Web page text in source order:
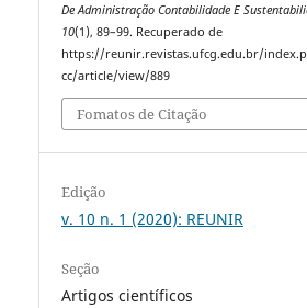
De Administração Contabilidade E
10(1), 89–99. Recuperado de
https://reunir.revistas.ufcg.edu.br/
cc/article/view/889
Fomatos de Citação
Edição
v. 10 n. 1 (2020): REUNIR
Seção
Artigos científicos